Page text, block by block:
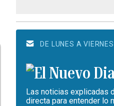
DE LUNES A VIERNES
Las noticias explicadas
directa para entender lo